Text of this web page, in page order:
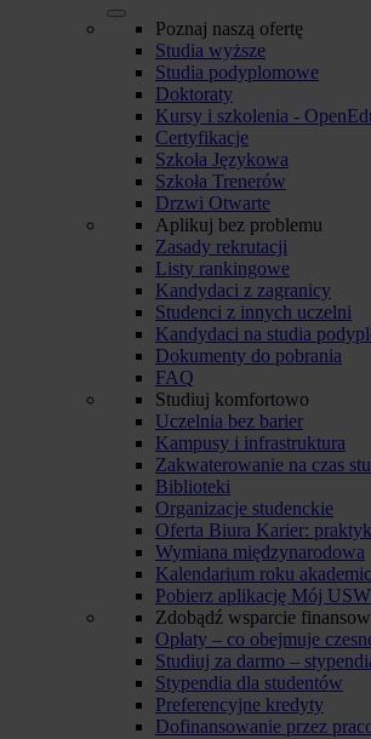
Poznaj naszą ofertę
Studia wyższe
Studia podyplomowe
Doktoraty
Kursy i szkolenia -
Certyfikacje
Szkoła Językowa
Szkoła Trenerów
Drzwi Otwarte
Aplikuj bez problemu
Zasady rekrutacji
Listy rankingowe
Kandydaci z zagranicy
Studenci z innych uczelni
Kandydaci na studia
Dokumenty do pobrania
FAQ
Studiuj komfortowo
Uczelnia bez barier
Kampusy i infrastruktura
Zakwaterowanie na czas
Biblioteki
Organizacje studenckie
Oferta Biura Karier:
Wymiana międzynarodowa
Kalendarium roku
Pobierz aplikację Mój
Zdobądź wsparcie
Opłaty – co obejmuje
Studiuj za darmo –
Stypendia dla studentów
Preferencyjne kredyty
Dofinansowanie przez